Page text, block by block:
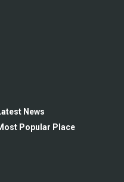
News
Popular Place